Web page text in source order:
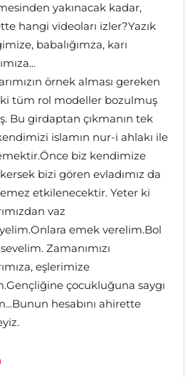
yakınacak kadar,
hangi videoları izler?Yazık
babalığımza, karı
örnek alması gereken
tüm rol modeller bozulmuş
Bu girdaptan çıkmanın tek
islamın nur-i ahlakı ile
biz kendimize
bizi gören evladımız da
etkilenecektir. Yeter ki
vaz
emek verelim.Bol
Zamanımızı
eşlerimize
çocukluğuna saygı
hesabını ahirette